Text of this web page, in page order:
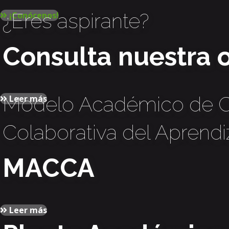
¡Conócenos!
¿Eres aspirante?
Consulta nuestra
Leer más
Modelo Académico de
Colaborativa del
MACCA
Leer más